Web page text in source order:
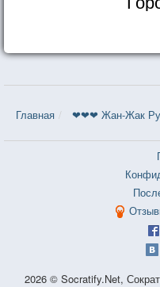
Главная ❤❤❤ Жан-Жак
2026 © Socratify.Net,